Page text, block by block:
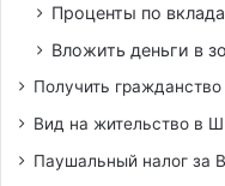
Проценты по
Вложить деньги в
Получить
Вид на жительство в
Паушальный налог за